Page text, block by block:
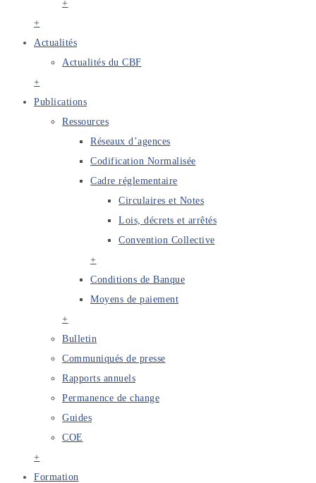
+
+
Actualités
Actualités du CBF
+
Publications
Ressources
Réseaux d’agences
Codification Normalisée
Cadre réglementaire
Circulaires et Notes
Lois, décrets et arrêtés
Convention Collective
+
Conditions de Banque
Moyens de paiement
+
Bulletin
Communiqués de presse
Rapports annuels
Permanence de change
Guides
COE
+
Formation